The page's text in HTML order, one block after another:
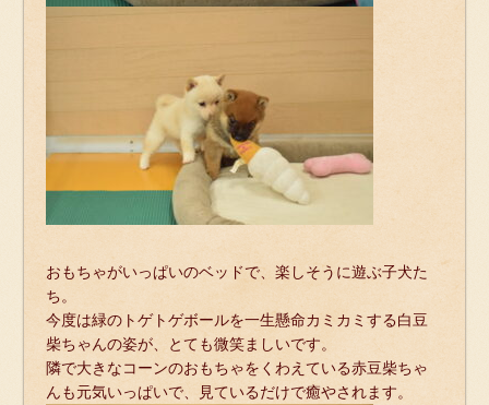
おもちゃがいっぱいのベッドで、楽しそうに遊ぶ子犬た
ち。
今度は緑のトゲトゲボールを一生懸命カミカミする白豆
柴ちゃんの姿が、
とても微笑ましいです。
隣で大きなコーンのおもちゃをくわえている赤豆柴ちゃ
んも元気いっぱいで、
見ているだけで癒やされます。